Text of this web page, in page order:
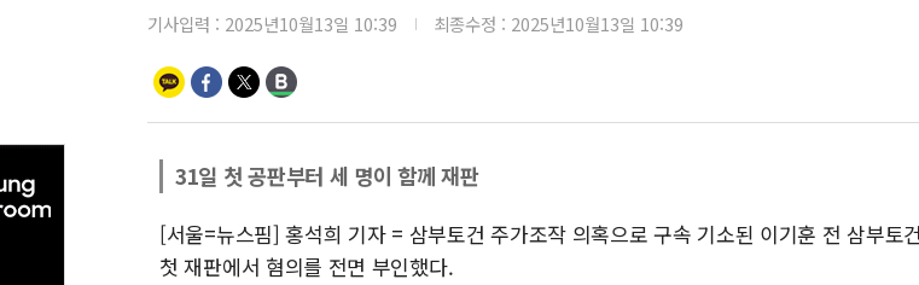
기사입력 : 2025년10월13일 10:39 최종수정 : 2025년10월13일 10:39
31일 첫 공판부터 세 명이 함께 재판
[서울=뉴스핌] 홍석희 기자 = 삼부토건 주가조작 의혹으로 구속 기소된 이기훈 전 삼부토
첫 재판에서 혐의를 전면 부인했다.